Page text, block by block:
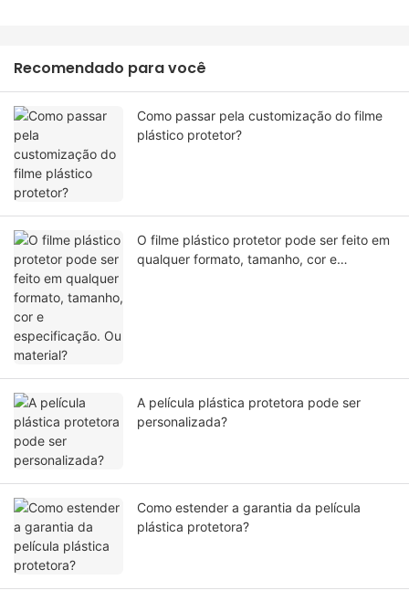
Recomendado para você
Como passar pela customização do filme
plástico protetor?
O filme plástico protetor pode ser feito em
qualquer formato, tamanho, cor e
A película plástica protetora pode ser
personalizada?
Como estender a garantia da película
plástica protetora?